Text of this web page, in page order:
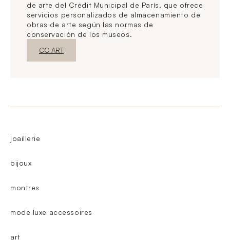
de arte del Crédit Municipal de París, que ofrece
servicios personalizados de almacenamiento de
obras de arte según las normas de
conservación de los museos.
Nueva ventanaDescubrir
CC ART
joaillerie
bijoux
montres
mode luxe accessoires
art